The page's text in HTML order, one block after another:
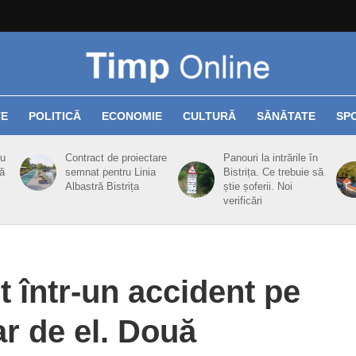
POLITICĂ ECONOMIE CULTURĂ SĂNĂTATE
Contract de proiectare
semnat pentru Linia
Albastră Bistrița
Panouri la intrările în
Bistrița. Ce trebuie să
știe șoferii. Noi
verificări
într-un accident pe
de el. Două